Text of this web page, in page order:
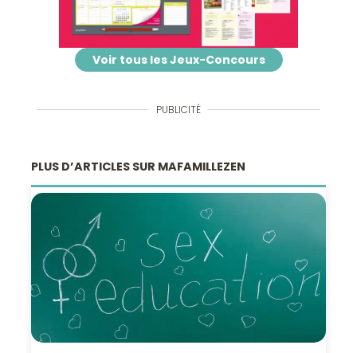
Voir tous les Jeux-Concours
PUBLICITÉ
PLUS D’ARTICLES SUR MAFAMILLEZEN